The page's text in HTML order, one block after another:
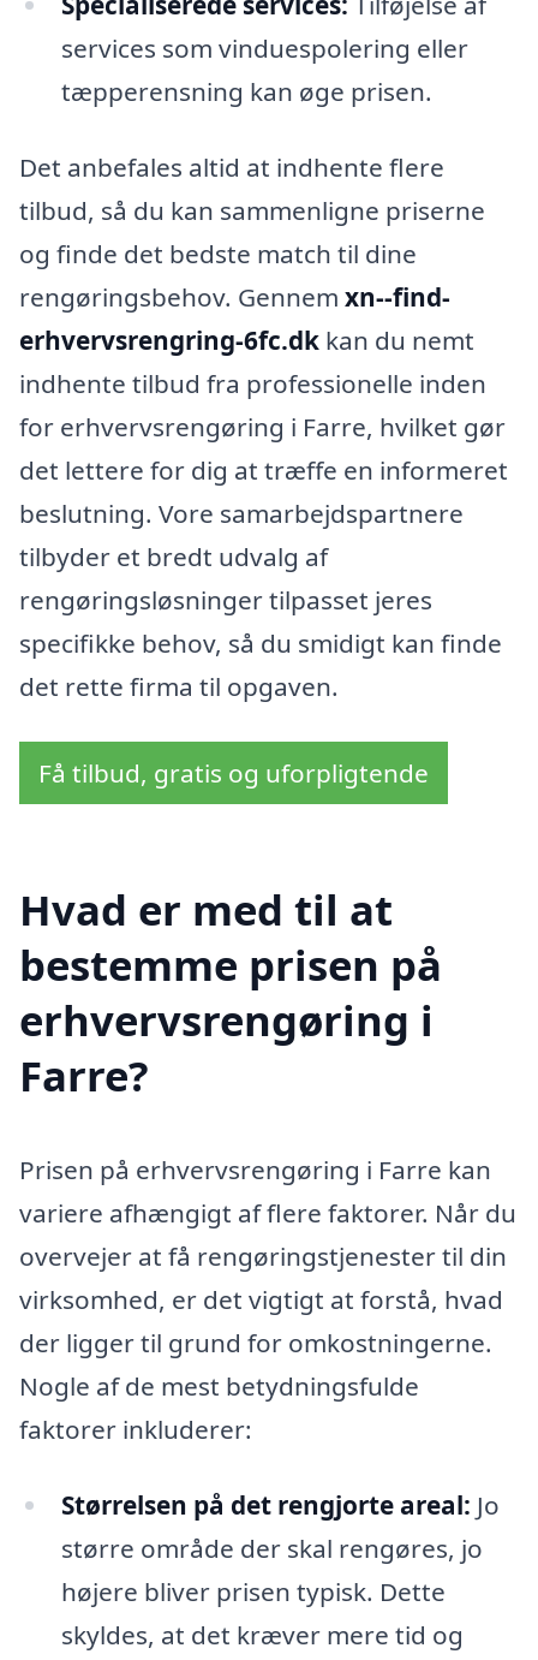
services som vinduespolering eller
tæpperensning kan øge prisen.
Det anbefales altid at indhente flere
tilbud, så du kan sammenligne priserne
og finde det bedste match til dine
rengøringsbehov. Gennem xn--find-
erhvervsrengring-6fc.dk kan du nemt
indhente tilbud fra professionelle inden
for erhvervsrengøring i Farre, hvilket gør
det lettere for dig at træffe en informeret
beslutning. Vore samarbejdspartnere
tilbyder et bredt udvalg af
rengøringsløsninger tilpasset jeres
specifikke behov, så du smidigt kan finde
det rette firma til opgaven.
Få tilbud, gratis og uforpligtende
Hvad er med til at
bestemme prisen på
erhvervsrengøring i
Farre?
Prisen på erhvervsrengøring i Farre kan
variere afhængigt af flere faktorer. Når du
overvejer at få rengøringstjenester til din
virksomhed, er det vigtigt at forstå, hvad
der ligger til grund for omkostningerne.
Nogle af de mest betydningsfulde
faktorer inkluderer:
Størrelsen på det rengjorte areal: Jo
større område der skal rengøres, jo
højere bliver prisen typisk. Dette
skyldes, at det kræver mere tid og